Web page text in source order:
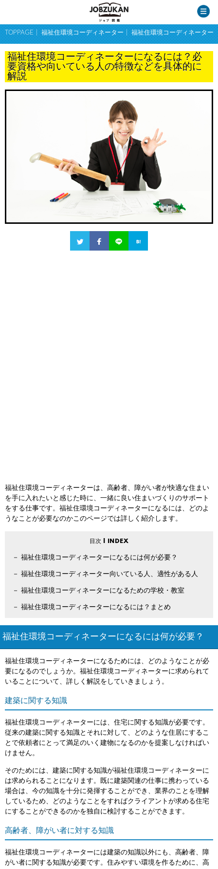
TOPPAGE 福祉住環境コーディネーター 福祉住環境コーディネーター
福祉住環境コーディネーターになるには？必
要資格や向いている人の特徴などを具体的に
解説
福祉住環境コーディネーターは、高齢者、障がい者が快適な住まい
を手に入れたいと感じた時に、一緒に良い住まいづくりのサポート
をする仕事です。福祉住環境コーディネーターになるには、どのよ
うなことが必要なのかこのページでは詳しく紹介します。
福祉住環境コーディネーターになるには何が必要？
福祉住環境コーディネーター向いている人、適性がある人
福祉住環境コーディネーターになるための学校・教室
福祉住環境コーディネーターになるには？まとめ
福祉住環境コーディネーターになるには何が必要？
福祉住環境コーディネーターになるためには、どのようなことが必
要になるのでしょうか。福祉住環境コーディネーターに求められて
いることについて、詳しく解説をしていきましょう。
建築に関する知識
福祉住環境コーディネーターには、住宅に関する知識が必要です。
従来の建築に関する知識とそれに対して、どのような住居にするこ
とで依頼者にとって満足のいく建物になるのかを提案しなければい
けません。
そのためには、建築に関する知識が福祉住環境コーディネーターに
は求められることになります。既に建築関連の仕事に携わっている
場合は、今の知識を十分に発揮することができ、業界のことを理解
しているため、どのようなことをすればクライアントが求める住宅
にすることができるのかを独自に検討することができます。
高齢者、障がい者に対する知識
福祉住環境コーディネーターには建築の知識以外にも、高齢者、障
がい者に関する知識が必要です。住みやすい環境を作るために、高